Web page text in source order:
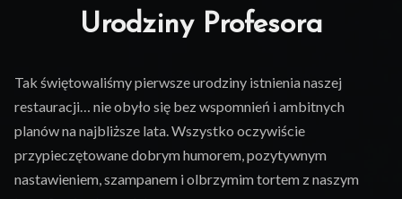
Urodziny Profesora
Tak świętowaliśmy pierwsze urodziny istnienia naszej
restauracji… nie obyło się bez wspomnień i ambitnych
planów na najbliższe lata. Wszystko oczywiście
przypieczętowane dobrym humorem, pozytywnym
nastawieniem, szampanem i olbrzymim tortem z naszym